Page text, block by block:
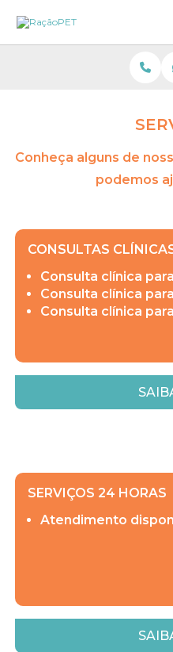
Conheça alguns de
podemos
CONSULTAS
Consulta clínica
Consulta clínica
Consulta clínica
SERVIÇOS 24 HORAS
Atendimento